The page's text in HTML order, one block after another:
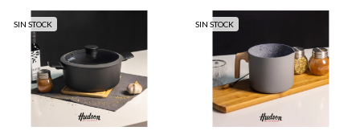
SIN STOCK SIN STOCK